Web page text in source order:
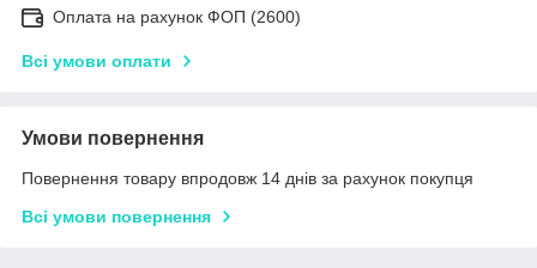
Оплата на рахунок ФОП (2600)
Всі умови оплати
Умови повернення
Повернення товару впродовж 14 днів за рахунок покупця
Всі умови повернення